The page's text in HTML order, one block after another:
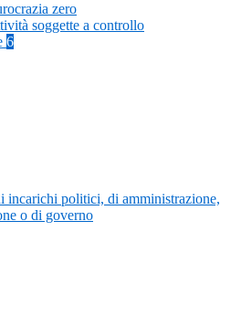
zero
soggette a controllo
6
incarichi politici, di amministrazione,
o di governo